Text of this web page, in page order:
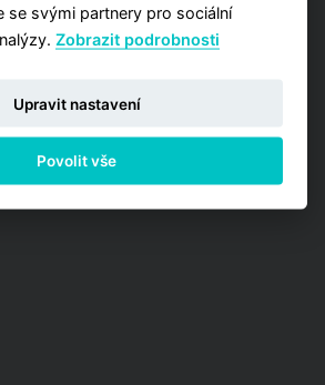
se svými partnery pro sociální
Zobrazit podrobnosti
Upravit nastavení
Povolit vše